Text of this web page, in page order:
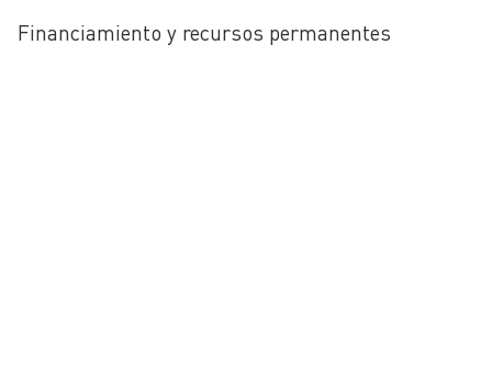
Financiamiento y recursos permanentes